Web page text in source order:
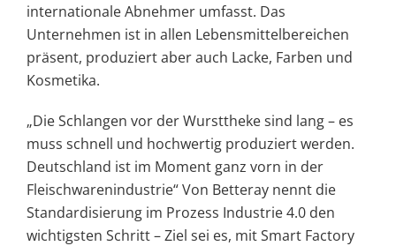
internationale Abnehmer umfasst. Das
Unternehmen ist in allen Lebensmittelbereichen
präsent, produziert aber auch Lacke, Farben und
Kosmetika.
„Die Schlangen vor der Wursttheke sind lang – es
muss schnell und hochwertig produziert werden.
Deutschland ist im Moment ganz vorn in der
Fleischwarenindustrie“ Von Betteray nennt die
Standardisierung im Prozess Industrie 4.0 den
wichtigsten Schritt – Ziel sei es, mit Smart Factory